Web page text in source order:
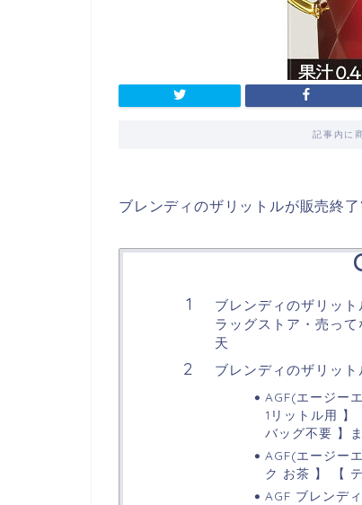
記事内に
ブレンディのザリットルが販売終
ブレンディのザリッ
ラッグストア・売っ
天
ブレンディのザリッ
AGF(エージー
1リットル用
バッグ不要 】
AGF(エージー
ク お茶 】 【
AGF ブレンデ